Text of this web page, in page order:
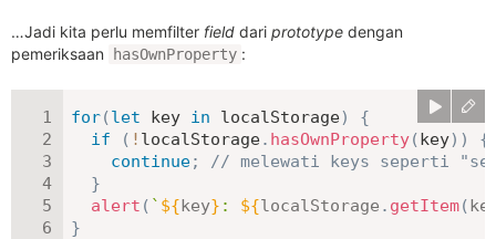
…Jadi kita perlu memfilter field dari prototype dengan
pemeriksaan
hasOwnProperty :
for(let key in localStorage)
{
if
( ! localStorage. hasOwnProperty(key) )
{
continue;
// melewati keys seperti
}
alert ( ` ${key} : ${localStorage . getItem(
}